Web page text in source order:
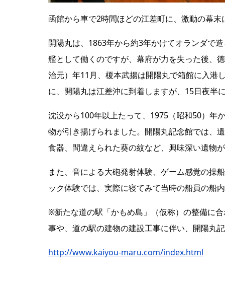
函館から車で2時間ほどの江差町に、激動の幕
開陽丸は、1863年から約3年かけてオランダで
艦として働くのですが、幕府が力を失った後、
治元）年11月、榎本武揚は開陽丸で箱館に入港
に、開陽丸は江差沖に到着しますが、15日夜半
沈没から100年以上たって、1975（昭和50）年
物が引き揚げられました。開陽丸記念館では、
食器、間違えられた葵の紋など、興味深い遺物
また、音による大砲発射体験、ゲーム感覚の操
ック体験では、実際に寝てみて当時の船員の船
※新たな道の駅「かもめ島」（仮称）の整備に
事や、道の駅の建物の建設工事に伴い、開陽丸
http://www.kaiyou-maru.com/index.html